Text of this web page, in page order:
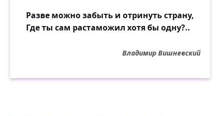
Разве можно забыть и отринуть страну,
Где ты сам растаможил хотя бы одну?..
Владимир Вишневский